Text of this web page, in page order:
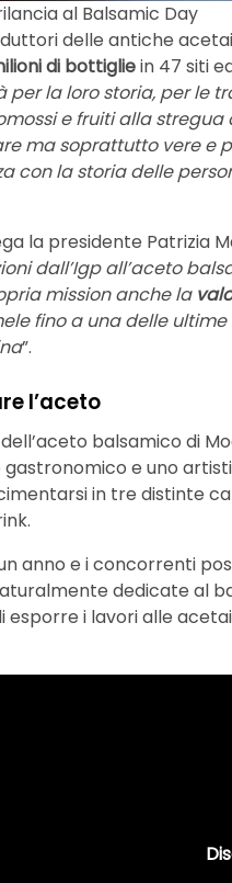
al Balsamic Day
delle antiche
di bottigliein 47 siti
la loro storia, per le
e fruiti alla
ma soprattutto vere e
con la storia delle
la presidente Patrizia
dall’Igp all’aceto
mission anche la
fino a una delle
”.
l’aceto
balsamico di
gastronomico e uno
in tre distinte
anno e i concorrenti
dedicate al
i lavori alle